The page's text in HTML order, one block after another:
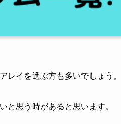
レイを選ぶ方も多いでしょう。
と思う時があると思います。